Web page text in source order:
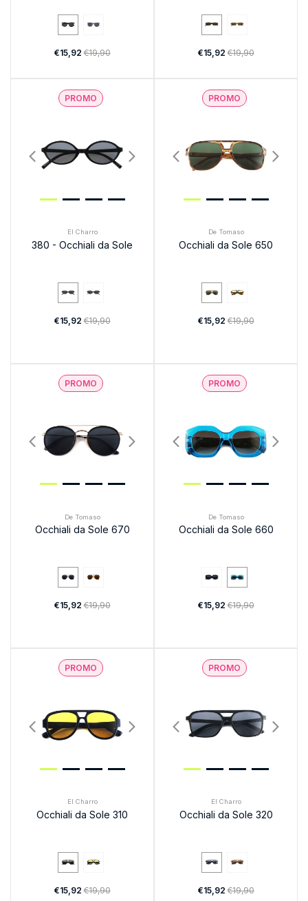
€15,92€19,90 €15,92€19,90
PROMO
El Charro
380 - Occhiali da Sole
€15,92€19,90
PROMO
De Tomaso
Occhiali da Sole 650
€15,92€19,90
PROMO
De Tomaso
Occhiali da Sole 670
€15,92€19,90
PROMO
De Tomaso
Occhiali da Sole 660
€15,92€19,90
PROMO
El Charro
Occhiali da Sole 310
€15,92€19,90
PROMO
El Charro
Occhiali da Sole 320
€15,92€19,90